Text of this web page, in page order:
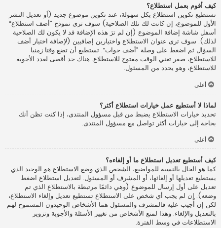
كيف أقوم بعمل استطلاع؟
تستطيع تكوين استطلاع بكل سهولة، عند تكوين موضوع جديد (أو تعديل النشر
الأول للموضوع، إن كانت لك تلك الصلاحية) سوف ترى نموذج ”أضف استطلاع“
أسفل شاشة إضافة الموضوع (إن لم ترَ هذه الإضافة قد لا يكون لك الصلاحية
لذلك). سوف ترى عنوان الاستطلاع واختيارين إضافيين (لإضافة اختيار أضف
السؤال ثم اضغط على وصلة ”أضف جواب“. تستطيع أن تضع وقتا زمنيا
للاستطلاع، صفر تعني الوقت مفتوح للاستطلاع. هناك حد أقصى لعدد الأجوبة
للاستطلاع، وهو يحدد من المسئول.
أعلى
لماذا لا أستطيع عمل خيارات استطلاع أكثر؟
تحديد خيارات الاستطلاع يضبط من قبل مسؤول المنتدى، إذا كنت تظن أنك
بحاجة إلى خيارات أكثر تواصل مع مسؤول المنتدى.
أعلى
كيف أستطيع تعديل استطلاع ما أو إلغاءه؟
كما هو الحال بالنسبة للمواضيع، الشخص الذي وضع الاستطلاع هو الوحيد الذي
يستطيع تعديلها أو إلغائها، أو المشرف أو المسئول. لتعديل استطلاع اضغط
تعديل على أول إرسال للموضوع (وهي دائمًا مرتبطة بالاستطلاع الذي تم
وضعه). إن لم يجب أي شخص على الاستطلاع تستطيع تعديل وإلغاء الاستطلاع،
لكن إن أُجيب عليه فالمشرف والمسئول هما الأشخاص الوحيدون المسموح لهم
بالتعديل والإلغاء. وهذا لمنع الأشخاص من تغيير الأسئلة والأجوبة وتزوير
الاستطلاعات في وسط الفترة.